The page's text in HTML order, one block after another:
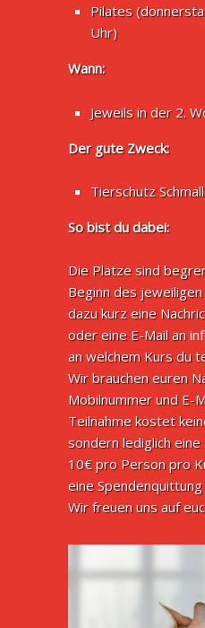
Pilates
Uhr)
Wann:
Jeweils in der 2.
Der gute Zweck:
Tierschutz
So bist du dabei:
Die Plätze sind
Beginn des
dazu kurz eine
oder eine E-Mail an
an welchem Kurs du
Wir brauchen euren
Mobilnummer und E-
Teilnahme kostet
sondern lediglich
10€ pro Person pro
eine
Wir freuen uns auf